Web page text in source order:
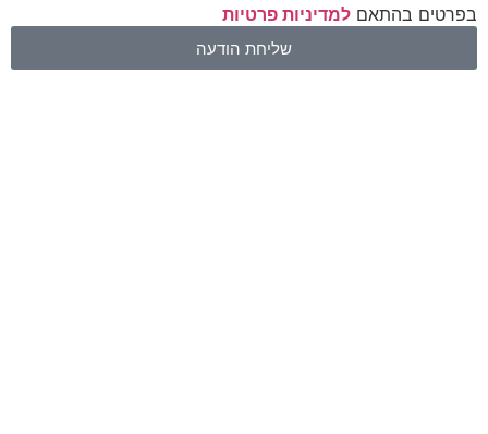
בפרטים בהתאם למדיניות פרטיות
שליחת הודעה